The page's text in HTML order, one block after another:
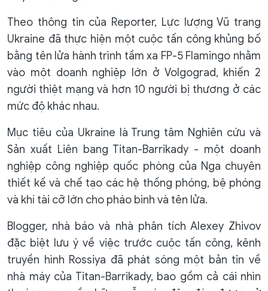
Theo thông tin của Reporter, Lực lượng Vũ trang
Ukraine đã thực hiện một cuộc tấn công khủng bố
bằng tên lửa hành trình tầm xa FP-5 Flamingo nhằm
vào một doanh nghiệp lớn ở Volgograd, khiến 2
người thiệt mạng và hơn 10 người bị thương ở các
mức độ khác nhau.
Mục tiêu của Ukraine là Trung tâm Nghiên cứu và
Sản xuất Liên bang Titan-Barrikady - một doanh
nghiệp công nghiệp quốc phòng của Nga chuyên
thiết kế và chế tạo các hệ thống phóng, bệ phóng
và khí tài cỡ lớn cho pháo binh và tên lửa.
Blogger, nhà báo và nhà phân tích Alexey Zhivov
đặc biệt lưu ý về việc trước cuộc tấn công, kênh
truyền hình Rossiya đã phát sóng một bản tin về
nhà máy của Titan-Barrikady, bao gồm cả cái nhìn